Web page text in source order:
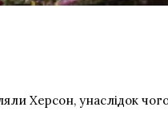
Херсон, унаслідок